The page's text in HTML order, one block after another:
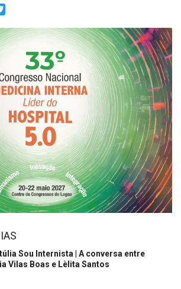
Sou Internista | A conversa entre
Vilas Boas e Lèlita Santos